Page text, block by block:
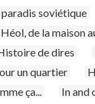
soviétique
Héol, de la maison
de dires
un quartier
ça... In and